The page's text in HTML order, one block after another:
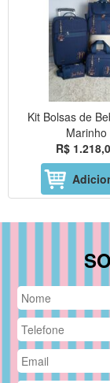
Kit Bolsas de
Marinho
R$